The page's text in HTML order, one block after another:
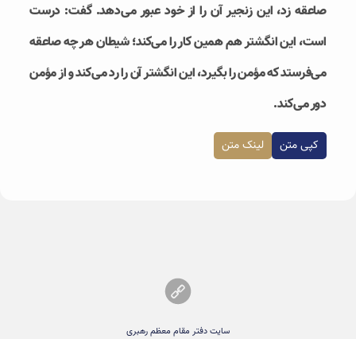
صاعقه زد، این زنجیر آن را از خود عبور می‌دهد. گفت: درست
است، این انگشتر هم همین کار را می‌کند؛ شیطان هر چه صاعقه
می‌فرستد که مؤمن را بگیرد، این انگشتر آن را رد می‌کند و از مؤمن
دور می‌کند.
کپی متن لینک متن
سایت دفتر مقام معظم رهبری